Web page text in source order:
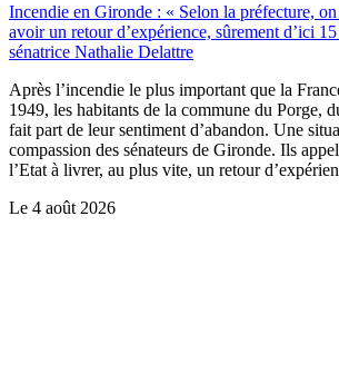
Incendie en Gironde : « Selon la préfecture,
avoir un retour d’expérience, sûrement d’ici
sénatrice Nathalie Delattre
Après l’incendie le plus important que la
1949, les habitants de la commune du Porge,
fait part de leur sentiment d’abandon. Une
compassion des sénateurs de Gironde. Ils
l’Etat à livrer, au plus vite, un retour
Le 4 août 2026